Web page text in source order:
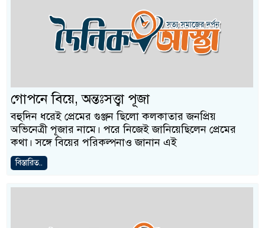
গোপনে বিয়ে, অন্তঃসত্ত্বা পূজা
বহুদিন ধরেই প্রেমের গুঞ্জন ছিলো কলকাতার জনপ্রিয়
অভিনেত্রী পূজার নামে। পরে নিজেই জানিয়েছিলেন প্রেমের
কথা। সঙ্গে বিয়ের পরিকল্পনাও জানান এই
বিস্তারিত..